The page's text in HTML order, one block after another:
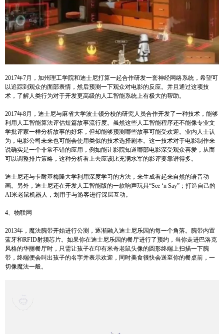
2017年7月，加州理工学院和迪士尼打算一起合作研发一套神经网络系统，希望可
以追踪到观众的面部表情，然后预测一下观众对电影的反应。并且通过这项技
术，了解人类行为对于开发更高级的人工智能系统上有极大的帮助。
2017年8月，迪士尼与麻省大学波士顿分校的研究人员合作开发了一种技术，能够
利用人工智能算法评估短篇故事流行度。虽然这些人工智能程序还不能像专业文
学批评家一样分析故事的好坏，但却能够预测哪些故事可能受欢迎。业内人士认
为，电影公司未来也可能会使用类似的技术选择剧本。这一技术对于电影制作来
说确实是一个非常不错的应用，例如能让影院知道哪部电影深受观众喜爱，从而
可以调整排片策略，这种分析看上去应该比充满水军的影评要靠谱得多。
迪士尼还与卡耐基梅隆大学利用深度学习的方法，来生成看起来自然的语音动
画。另外，迪士尼还在开发人工智能版的一款响声玩具“See ‘n Say”；打造自己的
AI米老鼠机器人，划用于与游客进行深层互动。
4、物联网
2013年，魔法腕带开始进行公测，逐渐融入迪士尼乐园的每一个角落。腕带内置
蓝牙和RFID射频芯片。如果你在迪士尼乐园的餐厅进行了预约，当你走进巴洛克
风格的华丽餐厅时，只需让孩子在印有米奇老鼠头像的圆形终端上扫描一下腕
带，终端便会叫出孩子的名字并表示欢迎，同时美食很快会送至你的餐桌前，一
切像魔法一般。